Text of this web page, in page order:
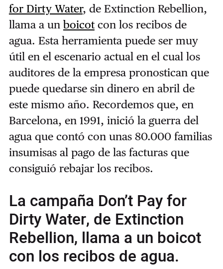
for Dirty Water, de Extinction Rebellion,
llama a un boicotcon los recibos de
agua. Esta herramienta puede ser muy
útil en el escenario actual en el cual los
auditores de la empresa pronostican que
puede quedarse sin dinero en abril de
este mismo año. Recordemos que, en
Barcelona, en 1991, inició la guerra del
agua que contó con unas 80.000 familias
insumisas al pago de las facturas que
consiguió rebajar los recibos.
La campaña Don’t Pay for
Dirty Water, de Extinction
Rebellion, llama a un boicot
con los recibos de agua.